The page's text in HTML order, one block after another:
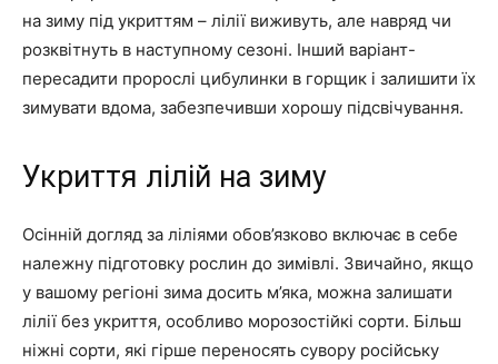
на зиму під укриттям – лілії виживуть, але навряд чи
розквітнуть в наступному сезоні. Інший варіант-
пересадити пророслі цибулинки в горщик і залишити їх
зимувати вдома, забезпечивши хорошу підсвічування.
Укриття лілій на зиму
Осінній догляд за ліліями обов’язково включає в себе
належну підготовку рослин до зимівлі. Звичайно, якщо
у вашому регіоні зима досить м’яка, можна залишати
лілії без укриття, особливо морозостійкі сорти. Більш
ніжні сорти, які гірше переносять сувору російську